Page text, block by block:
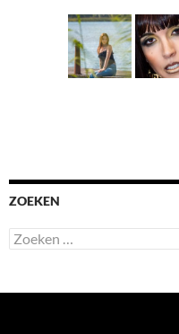
ZOEKEN
Zoeken
naar: